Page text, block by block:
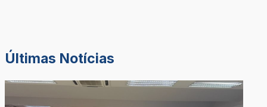
Últimas Notícias